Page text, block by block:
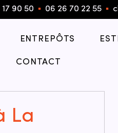
17 90 50 ▪︎ 06 26 70 22 55 ▪︎
ENTREPÔTS
CONTACT
La